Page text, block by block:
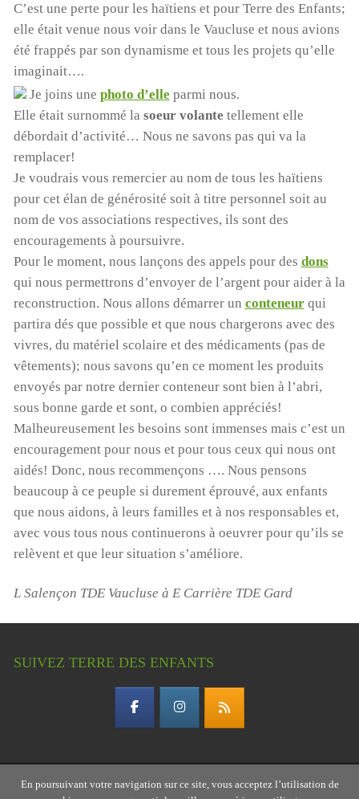
C’est une perte pour les haïtiens et pour Terre des Enfants;
elle était venue nous voir dans le Vaucluse et nous avions
été frappés par son dynamisme et tous les projets qu’elle
imaginait….
Je joins une photo d’elle parmi nous.
Elle était surnommé la soeur volante tellement elle
débordait d’activité… Nous ne savons pas qui va la
remplacer!
Je voudrais vous remercier au nom de tous les haïtiens
pour cet élan de générosité soit à titre personnel soit au
nom de vos associations respectives, ils sont des
encouragements à poursuivre.
Pour le moment, nous lançons des appels pour des dons
qui nous permettrons d’envoyer de l’argent pour aider à la
reconstruction. Nous allons démarrer un conteneurqui
partira dés que possible et que nous chargerons avec des
vivres, du matériel scolaire et des médicaments (pas de
vêtements); nous savons qu’en ce moment les produits
envoyés par notre dernier conteneur sont bien à l’abri,
sous bonne garde et sont, o combien appréciés!
Malheureusement les besoins sont immenses mais c’est un
encouragement pour nous et pour tous ceux qui nous ont
aidés! Donc, nous recommençons …. Nous pensons
beaucoup à ce peuple si durement éprouvé, aux enfants
que nous aidons, à leurs familles et à nos responsables et,
avec vous tous nous continuerons à oeuvrer pour qu’ils se
relèvent et que leur situation s’améliore.
L Salençon TDE Vaucluse à E Carrière TDE Gard
SUIVEZ TERRE DES ENFANTS
Copyright © 2026 Terre des enfants – association
En poursuivant votre navigation sur ce site, vous acceptez l’utilisation de